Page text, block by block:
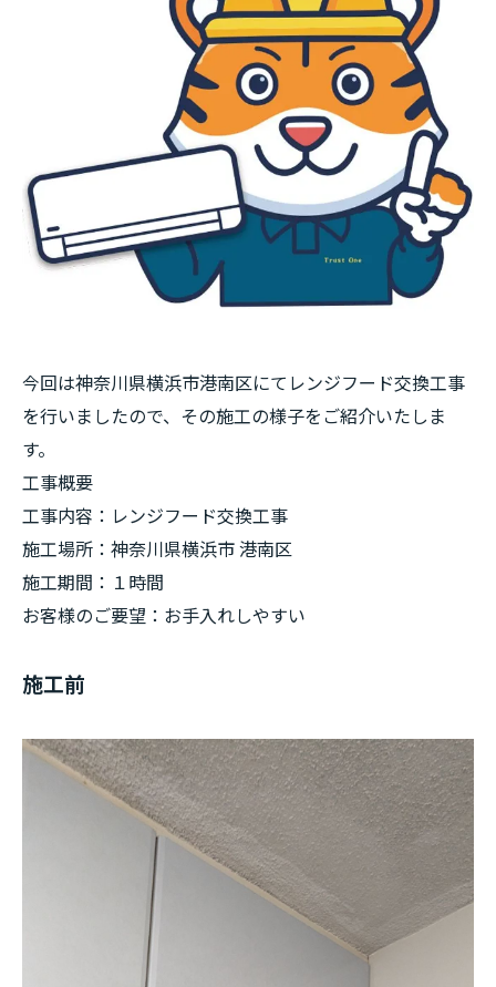
今回は神奈川県横浜市港南区にてレンジフード交換工事
を行いましたので、その施工の様子をご紹介いたしま
す。
工事概要
工事内容：レンジフード交換工事
施工場所：神奈川県横浜市 港南区
施工期間：１時間
お客様のご要望：お手入れしやすい
施工前